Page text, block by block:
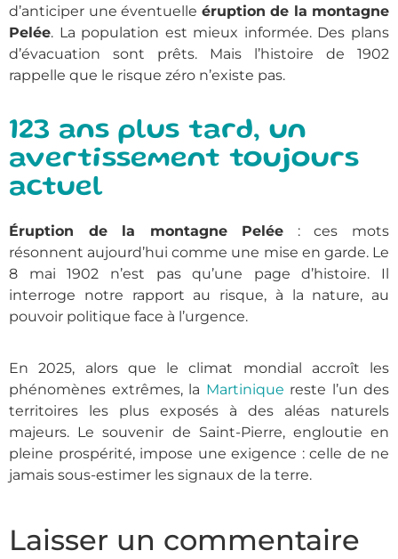
d’anticiper une éventuelle éruption de la montagne
Pelée. La population est mieux informée. Des plans
d’évacuation sont prêts. Mais l’histoire de 1902
rappelle que le risque zéro n’existe pas.
123 ans plus tard, un
avertissement toujours
actuel
Éruption de la montagne Pelée : ces mots
résonnent aujourd’hui comme une mise en garde. Le
8 mai 1902 n’est pas qu’une page d’histoire. Il
interroge notre rapport au risque, à la nature, au
pouvoir politique face à l’urgence.
En 2025, alors que le climat mondial accroît les
phénomènes extrêmes, la Martinique reste l’un des
territoires les plus exposés à des aléas naturels
majeurs. Le souvenir de Saint-Pierre, engloutie en
pleine prospérité, impose une exigence : celle de ne
jamais sous-estimer les signaux de la terre.
Laisser un commentaire